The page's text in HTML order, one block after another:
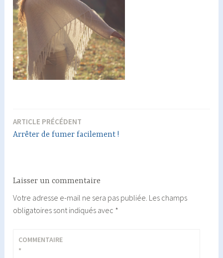
Navigation
ARTICLE PRÉCÉDENT
Arrêter de fumer facilement !
Laisser un commentaire
Votre adresse e-mail ne sera pas publiée. Les champs
obligatoires sont indiqués avec *
COMMENTAIRE
*